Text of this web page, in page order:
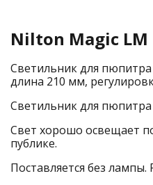
Nilton Magic LM
Светильник для пюпитра
длина 210 мм,
Светильник для
Свет хорошо освещает
публике.
Поставляется без